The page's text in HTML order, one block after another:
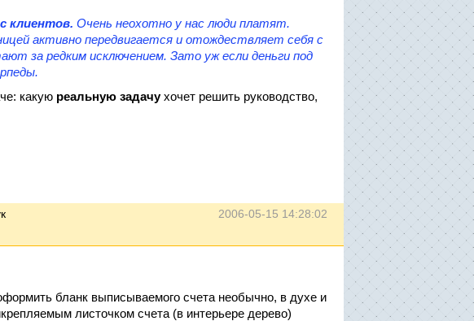
клиентов. Очень неохотно у нас люди платят.
активно передвигается и отождествляет себя с
за редким исключением. Зато уж если деньги под
какую реальную задачухочет решить руководство,
2006-05-15 14:28:02
бланк выписываемого счета необычно, в духе и
листочком счета (в интерьере дерево)